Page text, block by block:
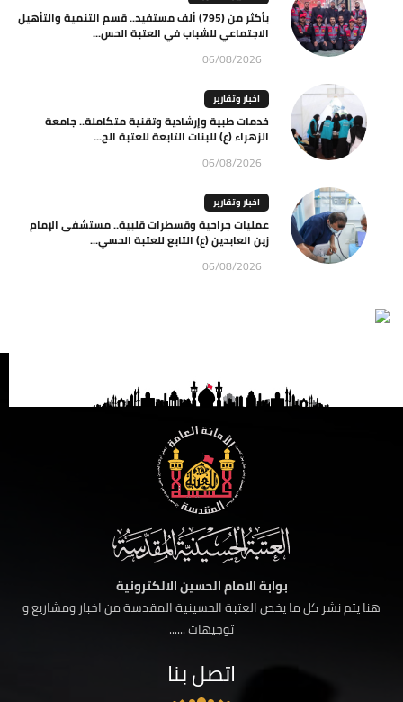
بأكثر من (795) ألف مستفيد.. قسم التنمية والتأهيل
الاجتماعي للشباب في العتبة الحس...
06/08/2026
اخبار وتقارير
خدمات طبية وإرشادية وتقنية متكاملة.. جامعة
الزهراء (ع) للبنات التابعة للعتبة الح...
06/08/2026
اخبار وتقارير
عمليات جراحية وقسطرات قلبية.. مستشفى الإمام
زين العابدين (ع) التابع للعتبة الحسي...
06/08/2026
بوابة الامام الحسين الالكترونية
هنا يتم نشر كل ما يخص العتبة الحسينية المقدسة من اخبار ومشاريع و
توجيهات ......
اتصل بنا